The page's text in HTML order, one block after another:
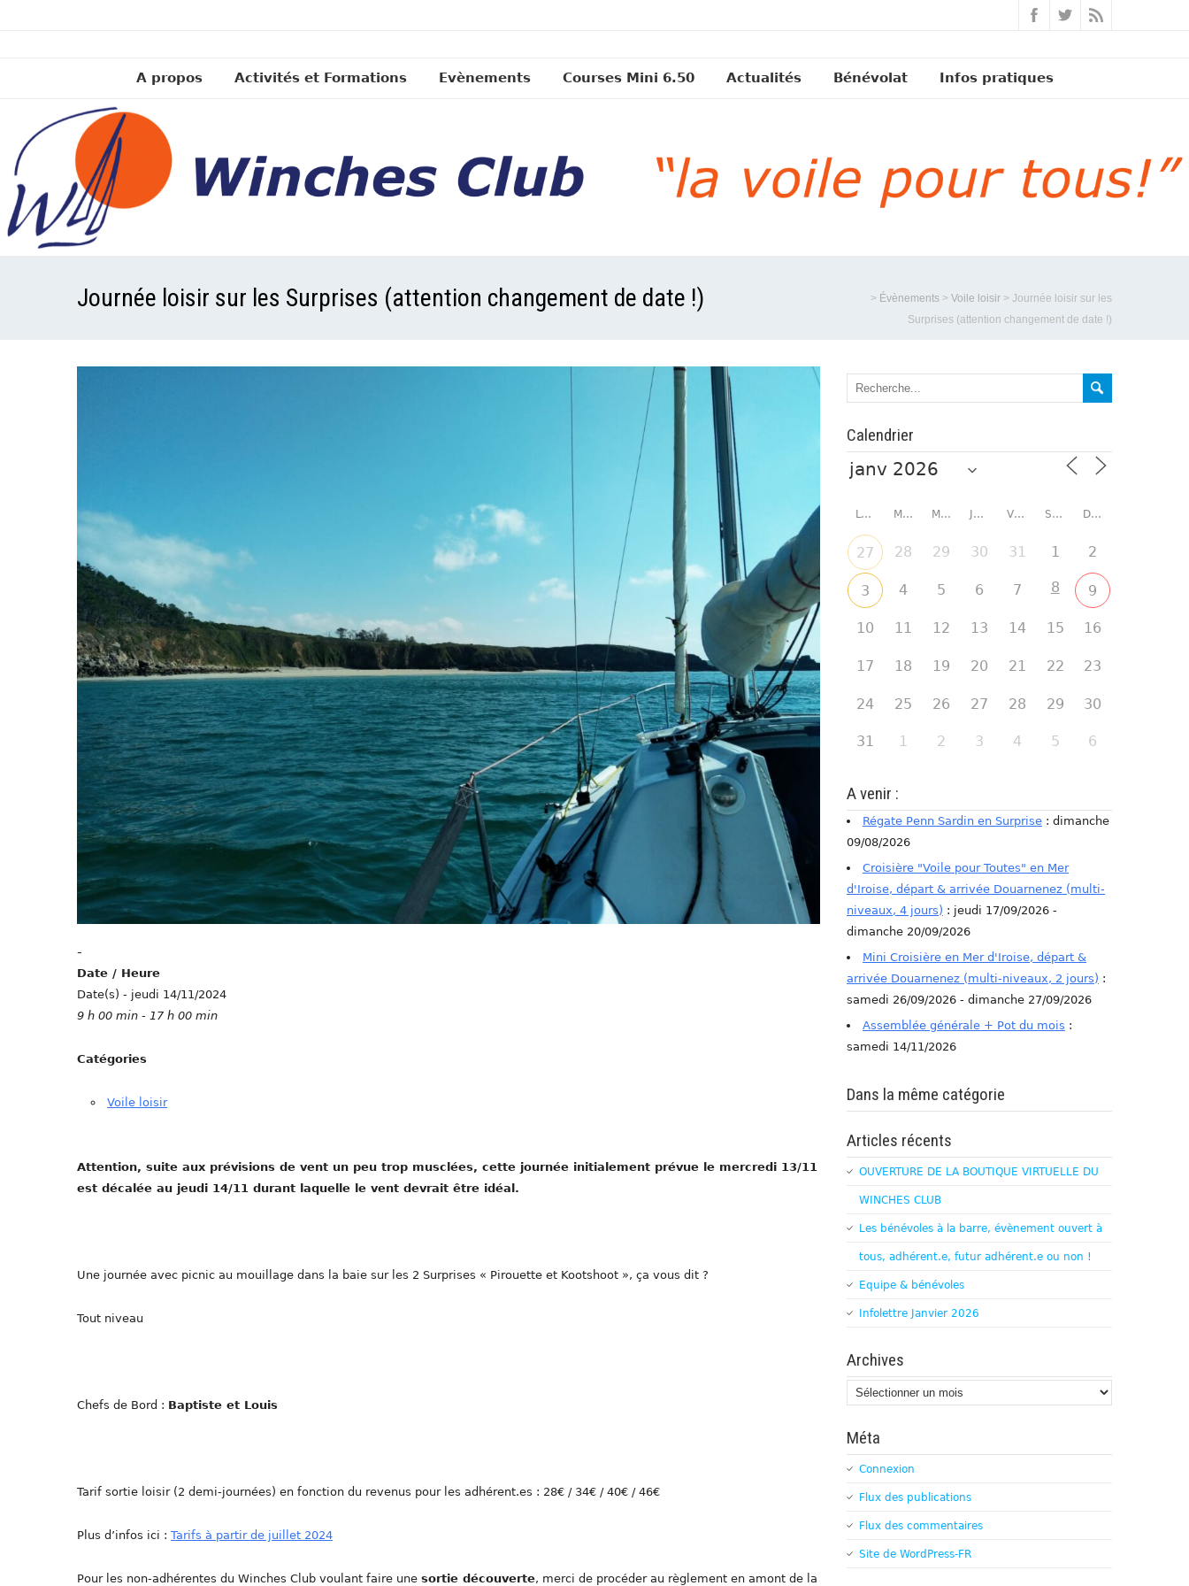
A propos Activités et Formations Evènements Courses Mini 6.50 Actualités Bénévolat Infos pratiques
Journée loisir sur les Surprises (attention changement de date !) > Évènements > Voile loisir > Journée loisir sur les
Surprises (attention changement de date !)
-
Date / Heure
Date(s) - jeudi 14/11/2024
9 h 00 min - 17 h 00 min
Catégories
Voile loisir
Attention, suite aux prévisions de vent un peu trop musclées, cette journée initialement prévue le mercredi 13/11
est décalée au jeudi 14/11 durant laquelle le vent devrait être idéal.
Une journée avec picnic au mouillage dans la baie sur les 2 Surprises « Pirouette et Kootshoot », ça vous dit ?
Tout niveau
Chefs de Bord : Baptiste et Louis
Tarif sortie loisir (2 demi-journées) en fonction du revenus pour les adhérent.es : 28€ / 34€ / 40€ / 46€
Plus d’infos ici : Tarifs à partir de juillet 2024
Pour les non-adhérentes du Winches Club voulant faire une sortie découverte, merci de procéder au règlement en amont de la
Calendrier
LUNDI MARDI MERCREDI JEUDI VENDREDI SAMEDI DIMANCHE
27 28 29 30 31 1 2
3 4 5 6 7 8 9
10 11 12 13 14 15 16
17 18 19 20 21 22 23
24 25 26 27 28 29 30
31 1 2 3 4 5 6
A venir :
Régate Penn Sardin en Surprise : dimanche
09/08/2026
Croisière "Voile pour Toutes" en Mer
d'Iroise, départ & arrivée Douarnenez (multi-
niveaux, 4 jours) : jeudi 17/09/2026 -
dimanche 20/09/2026
Mini Croisière en Mer d'Iroise, départ &
arrivée Douarnenez (multi-niveaux, 2 jours) :
samedi 26/09/2026 - dimanche 27/09/2026
Assemblée générale + Pot du mois :
samedi 14/11/2026
Dans la même catégorie
Articles récents
OUVERTURE DE LA BOUTIQUE VIRTUELLE DU
WINCHES CLUB
Les bénévoles à la barre, évènement ouvert à
tous, adhérent.e, futur adhérent.e ou non !
Equipe & bénévoles
Infolettre Janvier 2026
Archives
Archives
Méta
Connexion
Flux des publications
Flux des commentaires
Site de WordPress-FR